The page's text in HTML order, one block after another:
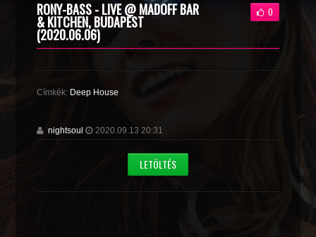
RONY-BASS - LIVE @ MADOFF BAR
& KITCHEN, BUDAPEST
(2020.06.06)
0
Címkék: Deep House
nightsoul 2020.09.13 20:31
LETÖLTÉS